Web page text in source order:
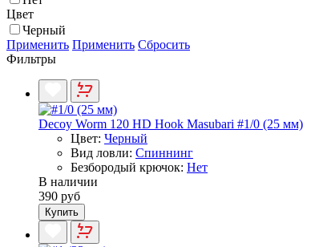
Цвет
Черный
Применить Применить Сбросить
Фильтры
Decoy Worm 120 HD Hook Masubari #1/0 (25 мм)
Цвет: Черный
Вид ловли: Спиннинг
Безбородый крючок: Нет
В наличии
390 руб
Купить